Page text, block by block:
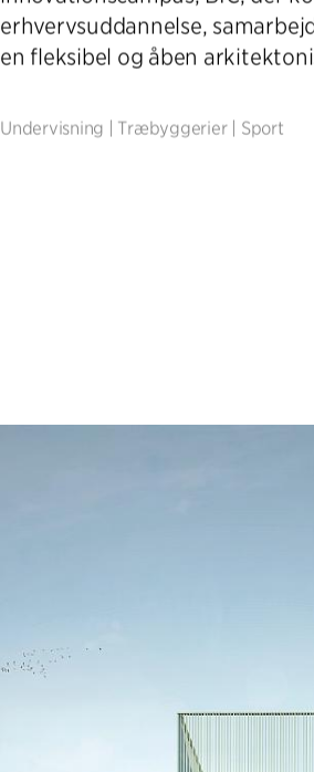
erhvervsuddannelse,
en fleksibel og åben
Undervisning Træbyggerier| Sport